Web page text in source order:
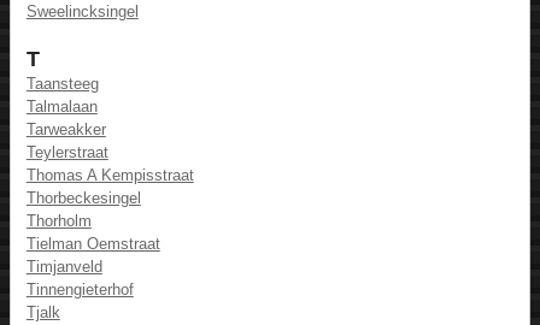
Sweelincksingel
T
Taansteeg
Talmalaan
Tarweakker
Teylerstraat
Thomas A Kempisstraat
Thorbeckesingel
Thorholm
Tielman Oemstraat
Timjanveld
Tinnengieterhof
Tjalk